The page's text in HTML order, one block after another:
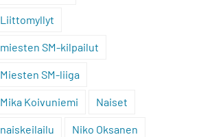
Liittomyllyt
miesten SM-kilpailut
Miesten SM-liiga
Mika Koivuniemi Naiset
naiskeilailu Niko Oksanen